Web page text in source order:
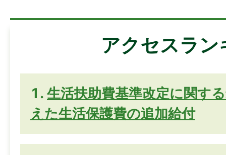
アクセスラン
生活扶助費基準改定に関す
えた生活保護費の追加給付